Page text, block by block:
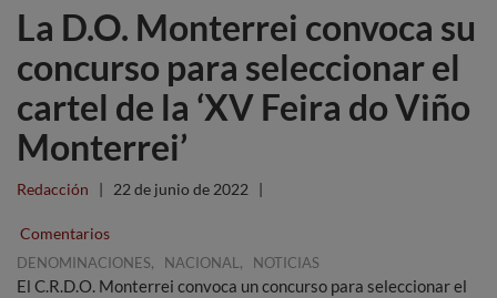
La D.O. Monterrei convoca su
concurso para seleccionar el
cartel de la ‘XV Feira do Viño
Monterrei’
Redacción | 22 de junio de 2022 |
Comentarios
DENOMINACIONES, NACIONAL , NOTICIAS
El C.R.D.O. Monterrei convoca un concurso para seleccionar el